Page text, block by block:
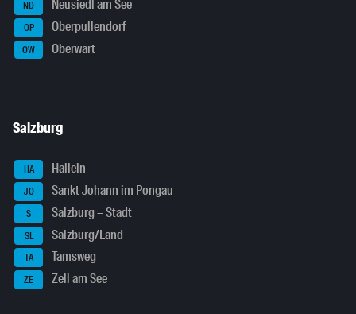
ND Neusiedl am See
OP Oberpullendorf
OW Oberwart
Salzburg
HA Hallein
JO Sankt Johann im Pongau
S Salzburg – Stadt
SL Salzburg/Land
TA Tamsweg
ZE Zell am See